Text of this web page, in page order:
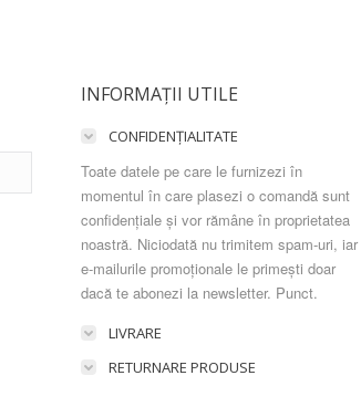
INFORMAȚII UTILE
CONFIDENȚIALITATE
Toate datele pe care le furnizezi în
momentul în care plasezi o comandă sunt
confidențiale și vor rămâne în proprietatea
noastră. Niciodată nu trimitem spam-uri, iar
e-mailurile promoționale le primești doar
dacă te abonezi la newsletter. Punct.
LIVRARE
RETURNARE PRODUSE